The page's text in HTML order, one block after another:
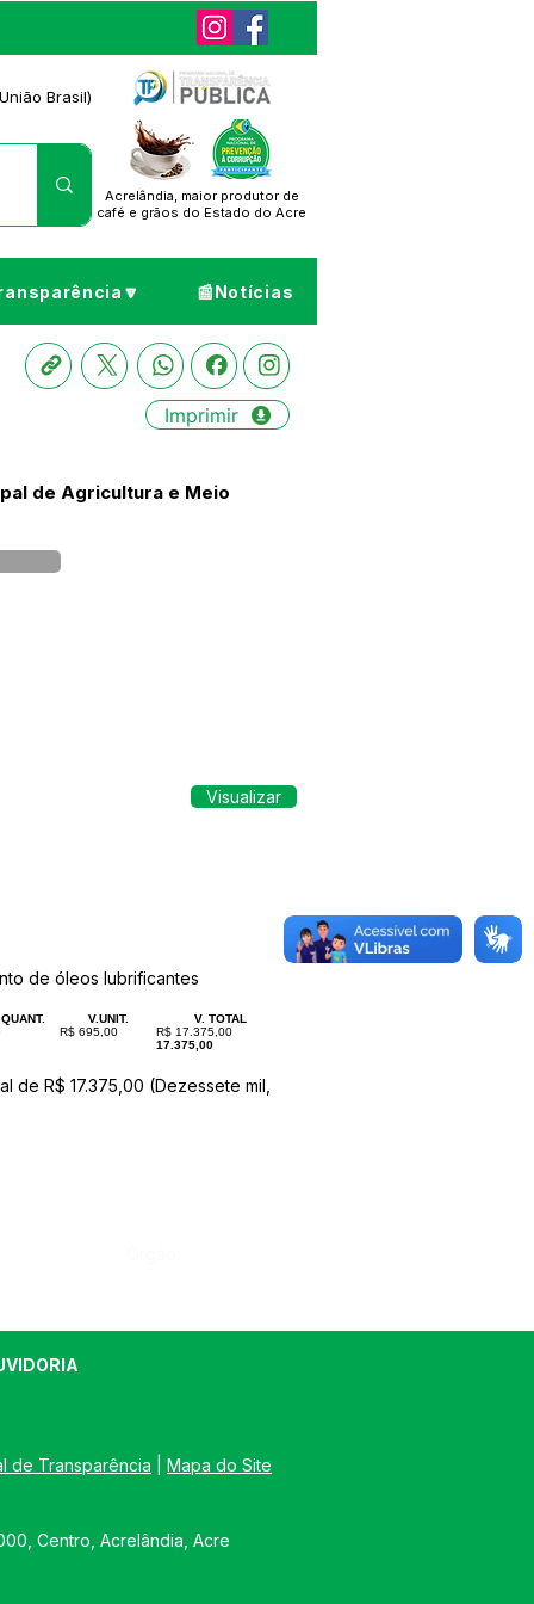
Brasil)
Acrelândia, maior produtor de
café e grãos do Estado do Acre
📰Notícias
Imprimir
de Agricultura e Meio
Visualizar
de óleos lubrificantes
QUANT. V.UNIT.
V. TOTAL
R$ 695,00
R$ 17.375,00
17.375,00
de R$ 17.375,00 (Dezessete mil,
de Transparência Mapa do Site
Centro, Acrelândia, Acre